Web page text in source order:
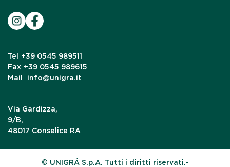
Tel
+39 0545 989511
Fax +39 0545 989615
Mail
info@unigra.it
Via Gardizza,
9/B,
48017 Conselice RA
© UNIGRÁ S.p.A. Tutti i diritti riservati.-